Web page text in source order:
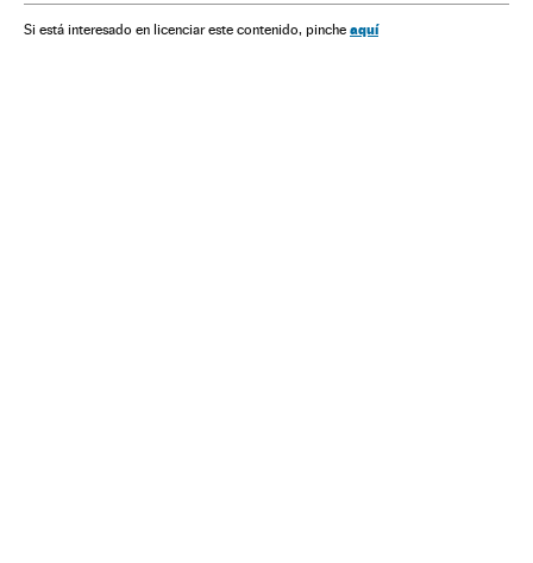
Si está interesado en licenciar este contenido, pinche aquí